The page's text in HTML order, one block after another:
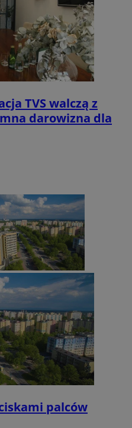
TVS walczą z
darowizna dla
palców